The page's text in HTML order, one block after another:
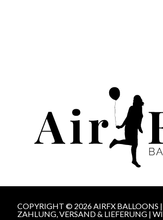
COPYRIGHT © 2026 AIRFX BALLOONS |
ZAHLUNG, VERSAND & LIEFERUNG |